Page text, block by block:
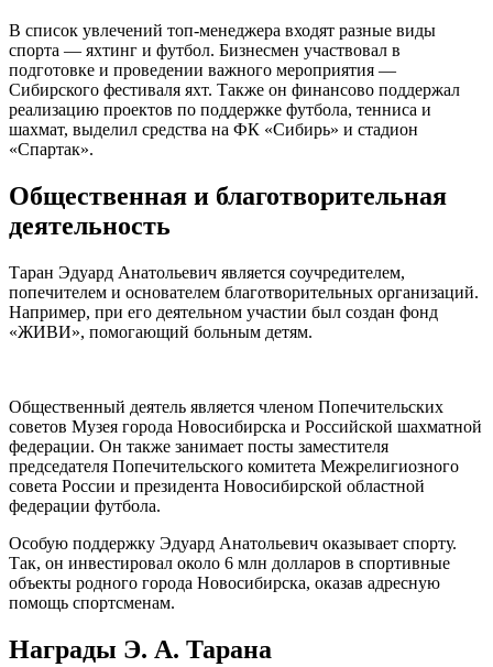
В список увлечений топ-менеджера входят разные виды
спорта — яхтинг и футбол. Бизнесмен участвовал в
подготовке и проведении важного мероприятия —
Сибирского фестиваля яхт. Также он финансово поддержал
реализацию проектов по поддержке футбола, тенниса и
шахмат, выделил средства на ФК «Сибирь» и стадион
«Спартак».
Общественная и благотворительная
деятельность
Таран Эдуард Анатольевич является соучредителем,
попечителем и основателем благотворительных организаций.
Например, при его деятельном участии был создан фонд
«ЖИВИ», помогающий больным детям.
Общественный деятель является членом Попечительских
советов Музея города Новосибирска и Российской шахматной
федерации. Он также занимает посты заместителя
председателя Попечительского комитета Межрелигиозного
совета России и президента Новосибирской областной
федерации футбола.
Особую поддержку Эдуард Анатольевич оказывает спорту.
Так, он инвестировал около 6 млн долларов в спортивные
объекты родного города Новосибирска, оказав адресную
помощь спортсменам.
Награды Э. А. Тарана